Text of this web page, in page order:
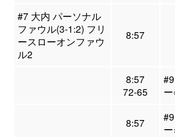
#7 大内 パーソナル
ファウル(3-1:2) フリ
ースローオンファウ
ル2
8:57
8:57
72-65
8:57